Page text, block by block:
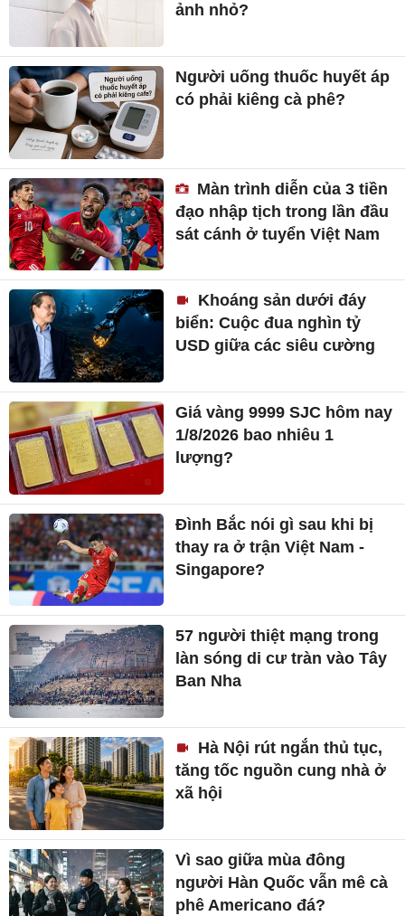
ảnh nhỏ?
Người uống thuốc huyết áp
có phải kiêng cà phê?
Màn trình diễn của 3 tiền
đạo nhập tịch trong lần đầu
sát cánh ở tuyển Việt Nam
Khoáng sản dưới đáy
biển: Cuộc đua nghìn tỷ
USD giữa các siêu cường
Giá vàng 9999 SJC hôm nay
1/8/2026 bao nhiêu 1
lượng?
Đình Bắc nói gì sau khi bị
thay ra ở trận Việt Nam -
Singapore?
57 người thiệt mạng trong
làn sóng di cư tràn vào Tây
Ban Nha
Hà Nội rút ngắn thủ tục,
tăng tốc nguồn cung nhà ở
xã hội
Vì sao giữa mùa đông
người Hàn Quốc vẫn mê cà
phê Americano đá?